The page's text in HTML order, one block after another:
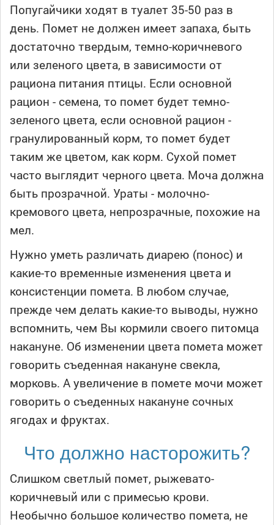
Попугайчики ходят в туалет 35-50 раз в
день. Помет не должен имеет запаха, быть
достаточно твердым, темно-коричневого
или зеленого цвета, в зависимости от
рациона питания птицы. Если основной
рацион - семена, то помет будет темно-
зеленого цвета, если основной рацион -
гранулированный корм, то помет будет
таким же цветом, как корм. Сухой помет
часто выглядит черного цвета. Моча должна
быть прозрачной. Ураты - молочно-
кремового цвета, непрозрачные, похожие на
мел.
Нужно уметь различать диарею (понос) и
какие-то временные изменения цвета и
консистенции помета. В любом случае,
прежде чем делать какие-то выводы, нужно
вспомнить, чем Вы кормили своего питомца
накануне. Об изменении цвета помета может
говорить съеденная накануне свекла,
морковь. А увеличение в помете мочи может
говорить о съеденных накануне сочных
ягодах и фруктах.
Что должно насторожить?
Слишком светлый помет, рыжевато-
коричневый или с примесью крови.
Необычно большое количество помета, не